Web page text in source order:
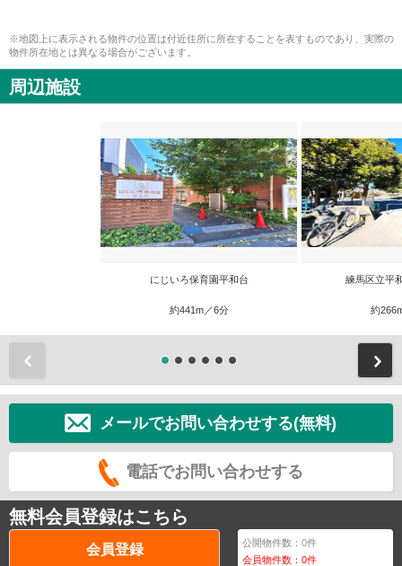
※地図上に表示される物件の位置は付近住所に所在することを表すものであり、実際の
物件所在地とは異なる場合がございます。
周辺施設
にじいろ保育園平和台
約441m／6分
練馬区立平
約
メールでお問い合わせする(無料)
電話でお問い合わせする
無料会員登録はこちら
会員登録 公開物件数：0件
会員物件数：0件